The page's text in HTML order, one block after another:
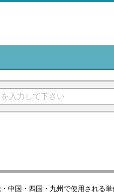
中国・四国・九州で使用される